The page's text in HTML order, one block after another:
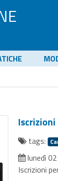
Iscrizioni
tags:
lunedì
Iscrizioni